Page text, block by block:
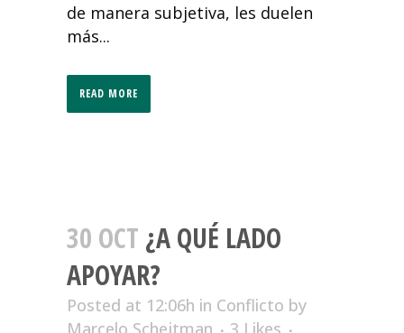
de manera subjetiva, les duelen
más...
READ MORE
30 OCT ¿A QUÉ LADO
APOYAR?
Posted at 12:06h in Conflicto by
Marcelo Schejtman
3 Likes